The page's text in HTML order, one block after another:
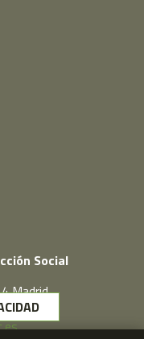
Social
Madrid